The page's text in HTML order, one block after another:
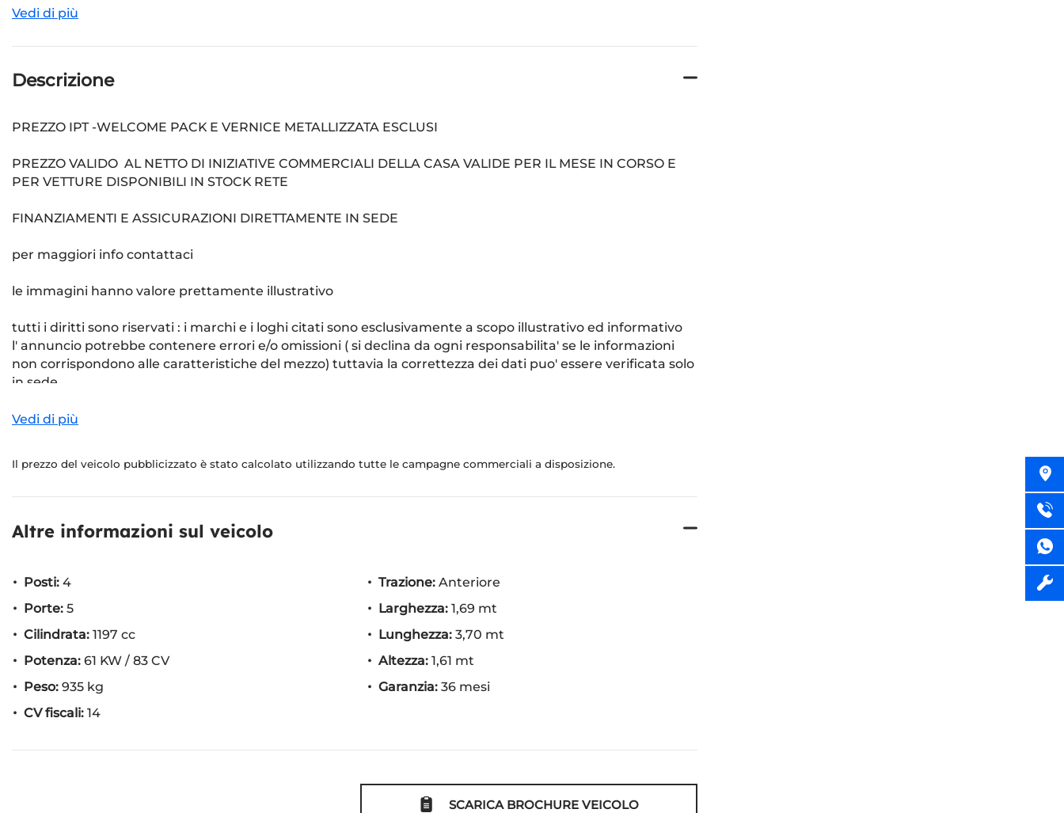
Vedi di più
Descrizione
PREZZO IPT -WELCOME PACK E VERNICE METALLIZZATA ESCLUSI
PREZZO VALIDO AL NETTO DI INIZIATIVE COMMERCIALI DELLA CASA VALIDE PER IL MESE IN CORSO E
PER VETTURE DISPONIBILI IN STOCK RETE
FINANZIAMENTI E ASSICURAZIONI DIRETTAMENTE IN SEDE
per maggiori info contattaci
le immagini hanno valore prettamente illustrativo
tutti i diritti sono riservati : i marchi e i loghi citati sono esclusivamente a scopo illustrativo ed informativo
l' annuncio potrebbe contenere errori e/o omissioni ( si declina da ogni responsabilita' se le informazioni
non corrispondono alle caratteristiche del mezzo) tuttavia la correttezza dei dati puo' essere verificata solo
in sede
Vedi di più
Il prezzo del veicolo pubblicizzato è stato calcolato utilizzando tutte le campagne commerciali a disposizione.
Altre informazioni sul veicolo
Posti: 4
Porte: 5
Cilindrata: 1197 cc
Potenza: 61 KW / 83 CV
Peso: 935 kg
CV fiscali: 14
Trazione: Anteriore
Larghezza: 1,69 mt
Lunghezza: 3,70 mt
Altezza: 1,61 mt
Garanzia: 36 mesi
SCARICA BROCHURE VEICOLO